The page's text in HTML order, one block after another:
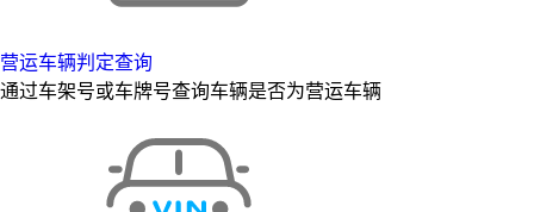
营运车辆判定查询
通过车架号或车牌号查询车辆是否为营运车辆